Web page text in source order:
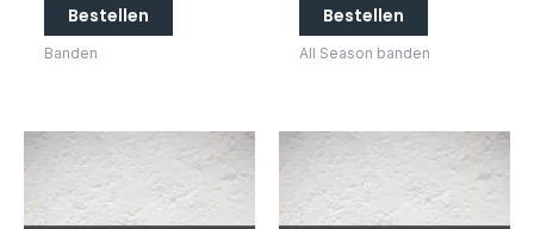
Bestellen
Banden
Bestellen
All Season banden